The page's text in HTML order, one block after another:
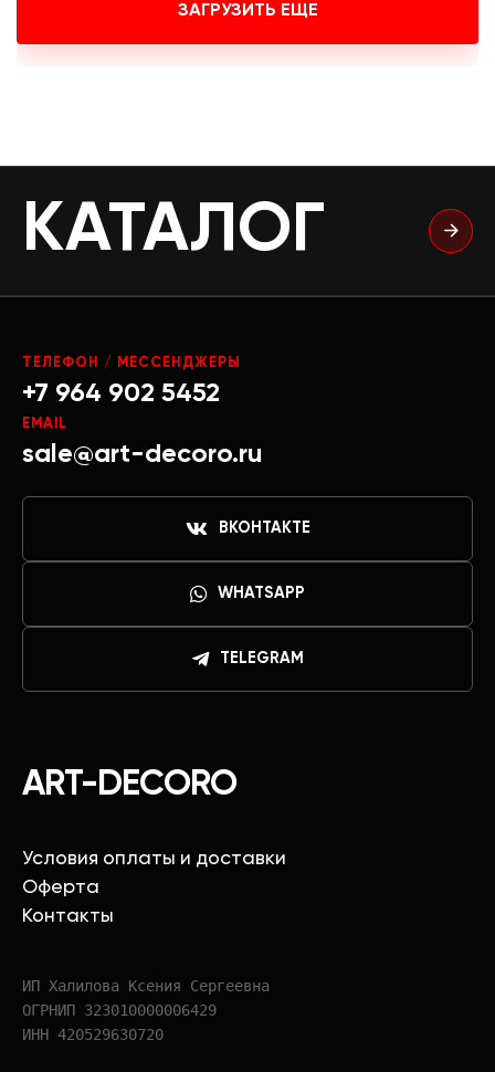
ЗАГРУЗИТЬ ЕЩЕ
КАТАЛОГ
ART-DECORO
Условия оплаты и доставки
Оферта
Контакты
ИП Халилова Ксения Сергеевна
ОГРНИП 323010000006429
ИНН 420529630720
ТЕЛЕФОН / МЕССЕНДЖЕРЫ
+7 964 902 5452
EMAIL
sale@art-decoro.ru
ВКОНТАКТЕ
WHATSAPP
TELEGRAM